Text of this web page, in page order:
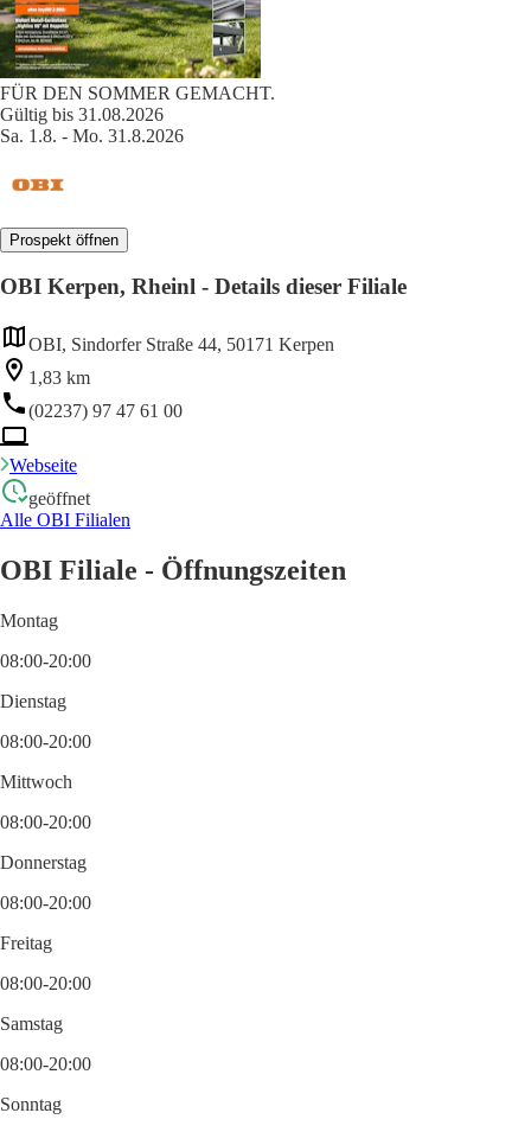
FÜR DEN SOMMER GEMACHT.
Gültig bis 31.08.2026
Sa. 1.8. - Mo. 31.8.2026
Prospekt öffnen
OBI Kerpen, Rheinl - Details dieser Filiale
OBI, Sindorfer Straße 44, 50171 Kerpen
1,83 km
(02237) 97 47 61 00
Webseite
geöffnet
Alle OBI Filialen
OBI Filiale - Öffnungszeiten
Montag
08:00-20:00
Dienstag
08:00-20:00
Mittwoch
08:00-20:00
Donnerstag
08:00-20:00
Freitag
08:00-20:00
Samstag
08:00-20:00
Sonntag